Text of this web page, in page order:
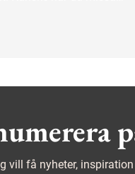
vill få nyheter,